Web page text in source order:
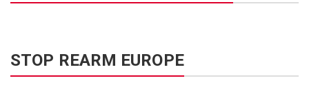
STOP REARM EUROPE